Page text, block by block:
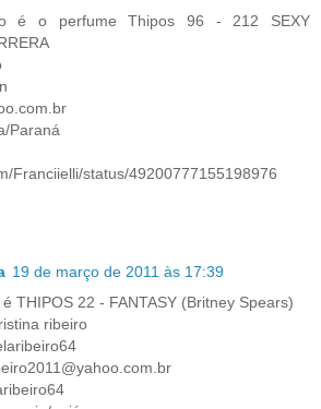
é o perfume Thipos 96 - 212 SEXY
Paraná
Franciielli/status/49200777155198976
19 de março de 2011 às 17:39
THIPOS 22 - FANTASY (Britney Spears)
ribeiro